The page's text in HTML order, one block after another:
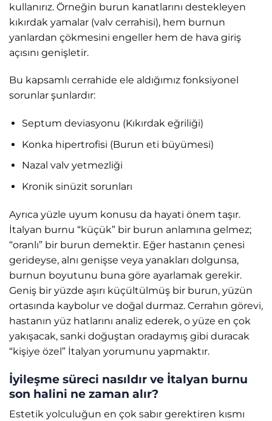
kullanırız. Örneğin burun kanatlarını destekleyen
kıkırdak yamalar (valv cerrahisi), hem burnun
yanlardan çökmesini engeller hem de hava giriş
açısını genişletir.
Bu kapsamlı cerrahide ele aldığımız fonksiyonel
sorunlar şunlardır:
Septum deviasyonu (Kıkırdak eğriliği)
Konka hipertrofisi (Burun eti büyümesi)
Nazal valv yetmezliği
Kronik sinüzit sorunları
Ayrıca yüzle uyum konusu da hayati önem taşır.
İtalyan burnu “küçük” bir burun anlamına gelmez;
“oranlı” bir burun demektir. Eğer hastanın çenesi
gerideyse, alnı genişse veya yanakları dolgunsa,
burnun boyutunu buna göre ayarlamak gerekir.
Geniş bir yüzde aşırı küçültülmüş bir burun, yüzün
ortasında kaybolur ve doğal durmaz. Cerrahın görevi,
hastanın yüz hatlarını analiz ederek, o yüze en çok
yakışacak, sanki doğuştan oradaymış gibi duracak
“kişiye özel” İtalyan yorumunu yapmaktır.
İyileşme süreci nasıldır ve İtalyan burnu
son halini ne zaman alır?
Estetik yolculuğun en çok sabır gerektiren kısmı